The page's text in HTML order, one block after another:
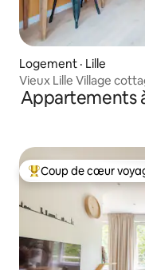
Logement · Lille
Vieux Lille Village
Appartements
Coup de cœur
Coup de cœur